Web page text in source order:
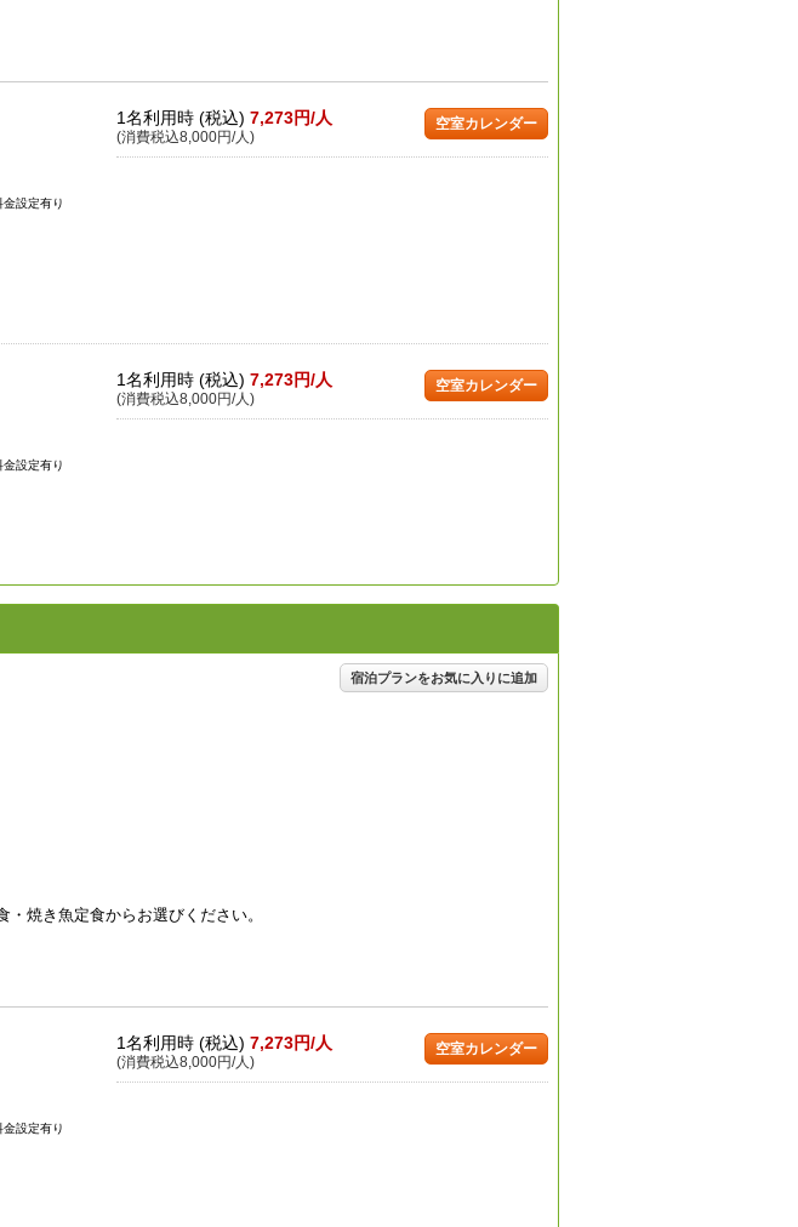
設定有り
1名利用時 (税込) 7,273円/人
(消費税込8,000円/人)
空室カレンダー
設定有り
1名利用時 (税込) 7,273円/人
(消費税込8,000円/人)
空室カレンダー
宿泊プランをお気に入りに追加
焼き魚定食からお選びください。
設定有り
1名利用時 (税込) 7,273円/人
(消費税込8,000円/人)
空室カレンダー